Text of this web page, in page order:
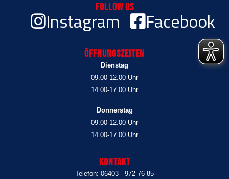
Follow Us
Instagram Facebook
Öffnungszeiten
Dienstag
09.00-12.00 Uhr
14.00-17.00 Uhr
Donnerstag
09.00-12.00 Uhr
14.00-17.00 Uhr
Kontakt
Telefon: 06403 - 972 76 85